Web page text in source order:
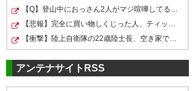
【Q】登山中におっさん2人がマジ喧嘩してる←コレどっちが…
【悲報】完全に買い物しくじった人、ティッシュの在庫が…
【衝撃】陸上自衛隊の22歳陸士長、空き家で『とんでもな…
アンテナサイトRSS